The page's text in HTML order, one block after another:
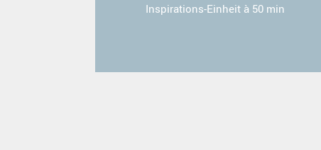
Inspirations-Einheit à 50 min